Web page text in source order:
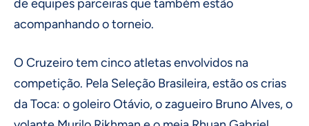
de equipes parceiras que também estão
acompanhando o torneio.
O Cruzeiro tem cinco atletas envolvidos na
competição. Pela Seleção Brasileira, estão os crias
da Toca: o goleiro Otávio, o zagueiro Bruno Alves, o